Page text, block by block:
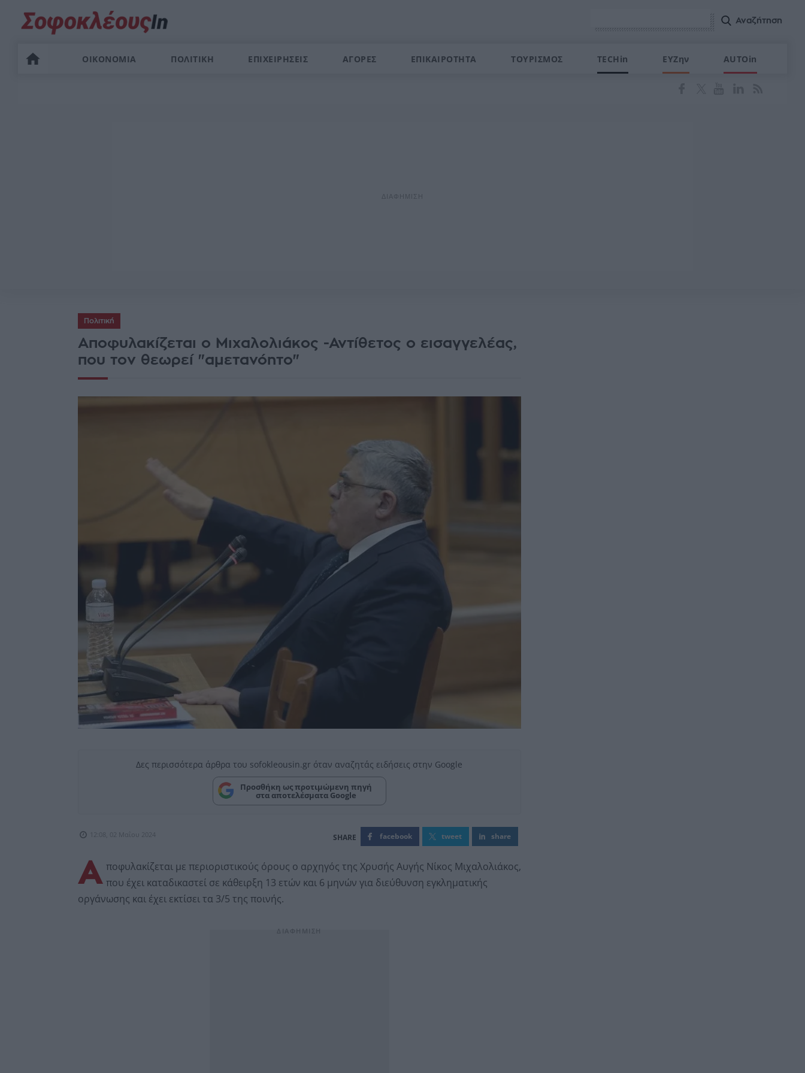
ΟΙΚΟΝΟΜΙΑ ΠΟΛΙΤΙΚΗ ΕΠΙΧΕΙΡΗΣΕΙΣ ΑΓΟΡΕΣ ΕΠΙΚΑΙΡΟΤΗΤΑ ΤΟΥΡΙΣΜΟΣ TECHin ΕΥΖην AUTOin
Πολιτική
Αποφυλακίζεται ο Μιχαλολιάκος -Αντίθετος ο εισαγγελέας,
που τον θεωρεί "αμετανόητο"
Δες περισσότερα άρθρα του sofokleousin.gr όταν αναζητάς ειδήσεις στην Google
Προσθήκη ως προτιμώμενη πηγή
στα αποτελέσματα Google
12:08, 02 Μαΐου 2024 facebook tweet share
Α ποφυλακίζεται με περιοριστικούς όρους ο αρχηγός της Χρυσής Αυγής Νίκος Μιχαλολιάκος,
που έχει καταδικαστεί σε κάθειρξη 13 ετών και 6 μηνών για διεύθυνση εγκληματικής
οργάνωσης και έχει εκτίσει τα 3/5 της ποινής.